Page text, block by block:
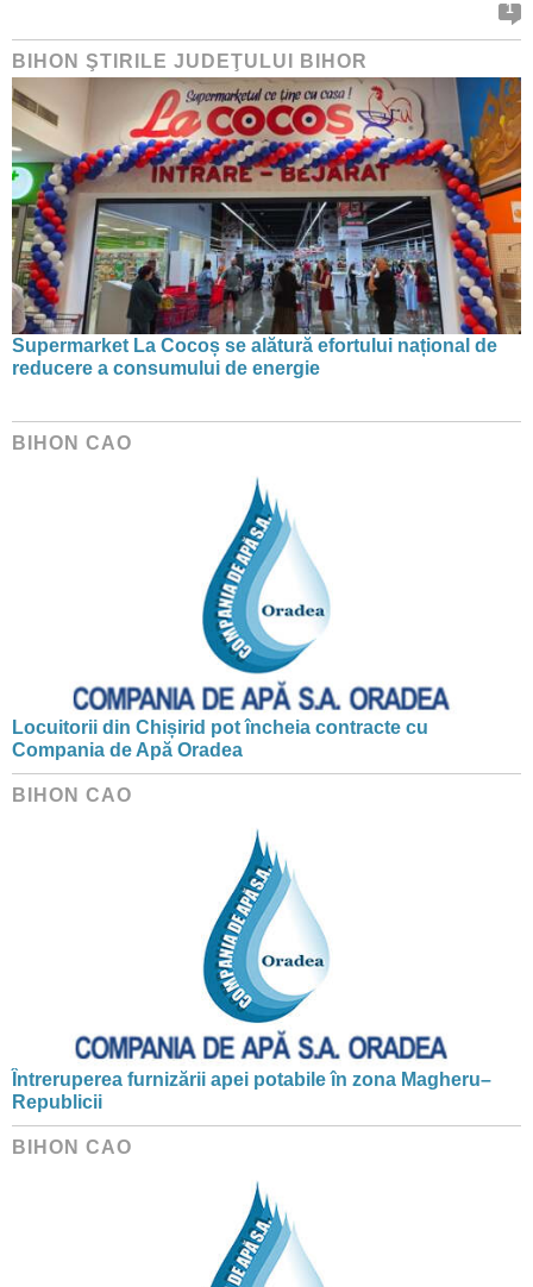
1
BIHON ŞTIRILE JUDEŢULUI BIHOR
Supermarket La Cocoș se alătură efortului național de
reducere a consumului de energie
BIHON CAO
Locuitorii din Chișirid pot încheia contracte cu
Compania de Apă Oradea
BIHON CAO
Întreruperea furnizării apei potabile în zona Magheru–
Republicii
BIHON CAO